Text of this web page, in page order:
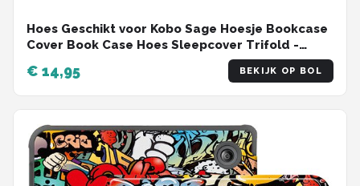
Hoes Geschikt voor Kobo Sage Hoesje Bookcase
Cover Book Case Hoes Sleepcover Trifold -
€ 14,95 BEKIJK OP BOL